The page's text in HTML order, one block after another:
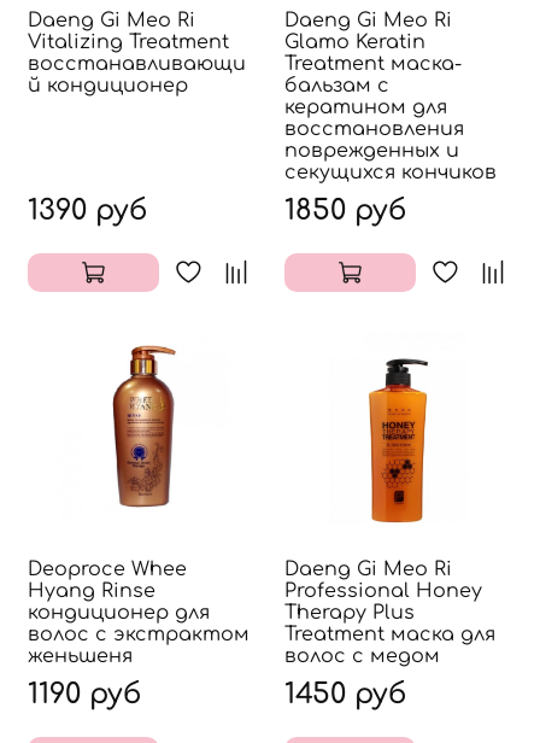
Daeng Gi Meo Ri
Vitalizing Treatment
восстанавливающи
й кондиционер
1390 руб
Daeng Gi Meo Ri
Glamo Keratin
Treatment маска-
бальзам с
кератином для
восстановления
поврежденных и
секущихся кончиков
1850 руб
Deoproce Whee
Hyang Rinse
кондиционер для
волос с экстрактом
женьшеня
1190 руб
Daeng Gi Meo Ri
Professional Honey
Therapy Plus
Treatment маска для
волос с медом
1450 руб